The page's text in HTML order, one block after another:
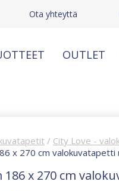
Ota yhteyttä
OUTLET
/ City Love -
x 270 cm valokuvatapetti
186 x 270 cm